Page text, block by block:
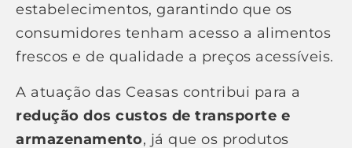
estabelecimentos, garantindo que os
consumidores tenham acesso a alimentos
frescos e de qualidade a preços acessíveis.
A atuação das Ceasas contribui para a
redução dos custos de transporte e
armazenamento, já que os produtos